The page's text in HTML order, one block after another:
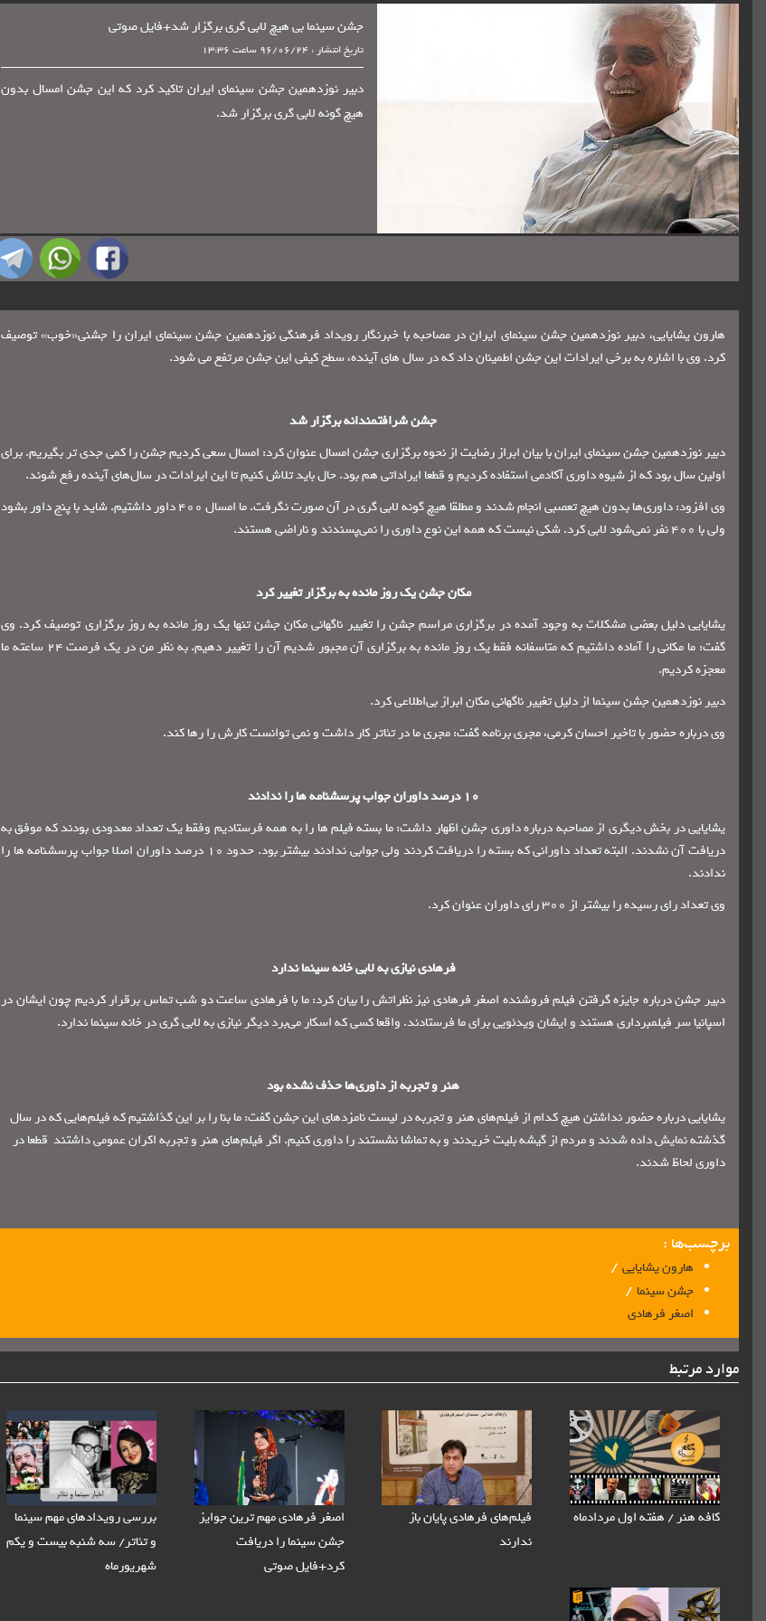
جشن سینما بی هیچ لابی گری برگزار شد+فایل صوتی
تاریخ انتشار : 96/06/24 ساعت 13:36
دبیر نوزدهمین جشن سینمای ایران تاکید کرد که این جشن امسال بدون
هیچ گونه لابی گری برگزار شد.
هارون یشایایی، دبیر نوزدهمین جشن سینمای ایران در مصاحبه با خبرنگار رویداد فرهنگی نوزدهمین جشن سینمای ایران را جشنی«خوب» توصیف
کرد. وی با اشاره به برخی ایرادات این جشن اطمینان داد که در سال های آینده، سطح کیفی این جشن مرتفع می شود.
جشن شرافتمندانه برگزار شد
دبیر نوزدهمین جشن سینمای ایران با بیان ابراز رضایت از نحوه برگزاری جشن امسال عنوان کرد: امسال سعی کردیم جشن را کمی جدی تر بگیریم. برای
اولین سال بود که از شیوه داوری آکادمی استفاده کردیم و قطعا ایراداتی هم بود. حال باید تلاش کنیم تا این ایرادات در سال‌های آینده رفع شوند.
وی افزود: داوری‌ها بدون هیچ تعصبی انجام شدند و مطلقا هیچ گونه لابی گری در آن صورت نگرفت. ما امسال 400 داور داشتیم. شاید با پنج داور بشود
ولی با 400 نفر نمی‌شود لابی کرد. شکی نیست که همه این نوع داوری را نمی‌پسندند و ناراضی هستند.
مکان جشن یک روز مانده به برگزار تغییر کرد
یشایایی دلیل بعضی مشکلات به وجود آمده در برگزاری مراسم جشن را تغییر ناگهانی مکان جشن تنها یک روز مانده به روز برگزاری توصیف کرد. وی
گفت: ما مکانی را آماده داشتیم که متاسفانه فقط یک روز مانده به برگزاری آن مجبور شدیم آن را تغییر دهیم. به نظر من در یک فرصت 24 ساعته ما
معجزه کردیم.
دبیر نوزدهمین جشن سینما از دلیل تغییر ناگهانی مکان ابراز بی‌اطلاعی کرد.
وی درباره حضور با تاخیر احسان کرمی، مجری برنامه گفت: مجری ما در تئاتر کار داشت و نمی توانست کارش را رها کند.
10 درصد داوران جواب پرسشنامه ها را ندادند
یشایایی در بخش دیگری از مصاحبه درباره داوری جشن اظهار داشت: ما بسته فیلم ها را به همه فرستادیم وفقط یک تعداد معدودی بودند که موفق به
دریافت آن نشدند. البته تعداد داورانی که بسته را دریافت کردند ولی جوابی ندادند بیشتر بود. حدود 10 درصد داوران اصلا جواب پرسشنامه ها را
ندادند.
وی تعداد رای رسیده را بیشتر از 300 رای داوران عنوان کرد.
فرهادی نیازی به لابی خانه سینما ندارد
دبیر جشن درباره جایزه گرفتن فیلم فروشنده اصغر فرهادی نیز نظراتش را بیان کرد: ما با فرهادی ساعت دو شب تماس برقرار کردیم چون ایشان در
اسپانیا سر فیلمبرداری هستند و ایشان ویدئویی برای ما فرستادند. واقعا کسی که اسکار می‌برد دیگر نیازی به لابی گری در خانه سینما ندارد.
هنر و تجربه از داوری‌ها حذف نشده بود
یشایایی درباره حضور نداشتن هیچ کدام از فیلم‌های هنر و تجربه در لیست نامزدهای این جشن گفت: ما بنا را بر این گذاشتیم که فیلم‌هایی که در سال
گذشته نمایش داده شدند و مردم از گیشه بلیت خریدند و به تماشا نشستند را داوری کنیم. اگر فیلم‌های هنر و تجربه اکران عمومی داشتند قطعا در
داوری لحاظ شدند.
برچسب‌ها :
هارون یشایایی /
جشن سینما /
اصغر فرهادی
موارد مرتبط
کافه هنر / هفته اول مردادماه
فیلم‌های فرهادی پایان باز
ندارند
اصغر فرهادی مهم‌ ترین جوایز
جشن سینما را دریافت
کرد+فایل صوتی
بررسی رویدادهای مهم سینما
و تئاتر/ سه شنبه بیست و یکم
شهریورماه